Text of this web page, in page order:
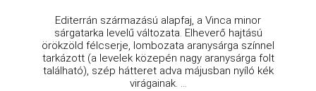
Editerrán származású alapfaj, a Vinca minor
sárgatarka levelű változata. Elheverő hajtású
örökzöld félcserje, lombozata aranysárga színnel
tarkázott (a levelek közepén nagy aranysárga folt
található), szép hátteret adva májusban nyíló kék
virágainak. ...